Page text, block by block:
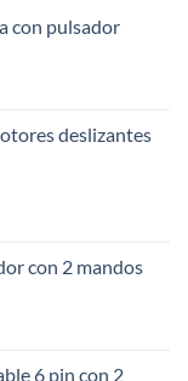
con pulsador
deslizantes
con 2 mandos
6 pin con 2